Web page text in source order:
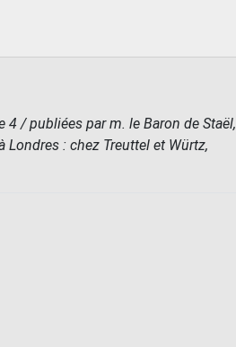
4 / publiées par m. le Baron de Staël,
Londres : chez Treuttel et Würtz,